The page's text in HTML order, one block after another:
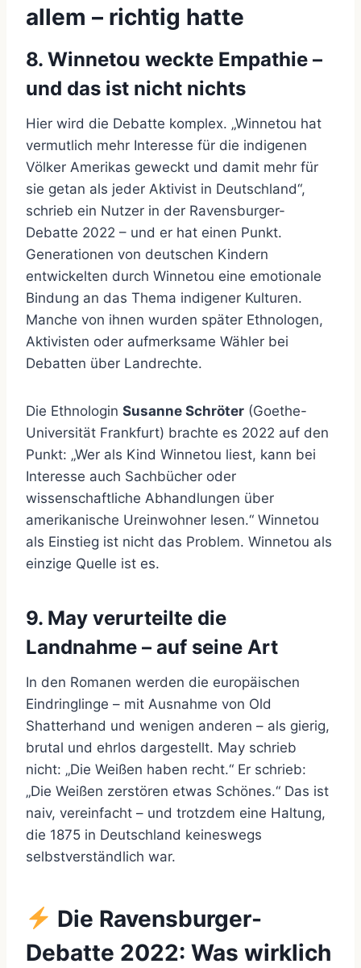
allem – richtig hatte
8. Winnetou weckte Empathie –
und das ist nicht nichts
Hier wird die Debatte komplex. „Winnetou hat
vermutlich mehr Interesse für die indigenen
Völker Amerikas geweckt und damit mehr für
sie getan als jeder Aktivist in Deutschland“,
schrieb ein Nutzer in der Ravensburger-
Debatte 2022 – und er hat einen Punkt.
Generationen von deutschen Kindern
entwickelten durch Winnetou eine emotionale
Bindung an das Thema indigener Kulturen.
Manche von ihnen wurden später Ethnologen,
Aktivisten oder aufmerksame Wähler bei
Debatten über Landrechte.
Die Ethnologin Susanne Schröter (Goethe-
Universität Frankfurt) brachte es 2022 auf den
Punkt: „Wer als Kind Winnetou liest, kann bei
Interesse auch Sachbücher oder
wissenschaftliche Abhandlungen über
amerikanische Ureinwohner lesen.“ Winnetou
als Einstieg ist nicht das Problem. Winnetou als
einzige Quelle ist es.
9. May verurteilte die
Landnahme – auf seine Art
In den Romanen werden die europäischen
Eindringlinge – mit Ausnahme von Old
Shatterhand und wenigen anderen – als gierig,
brutal und ehrlos dargestellt. May schrieb
nicht: „Die Weißen haben recht.“ Er schrieb:
„Die Weißen zerstören etwas Schönes.“ Das ist
naiv, vereinfacht – und trotzdem eine Haltung,
die 1875 in Deutschland keineswegs
selbstverständlich war.
Die Ravensburger-
Debatte 2022: Was wirklich